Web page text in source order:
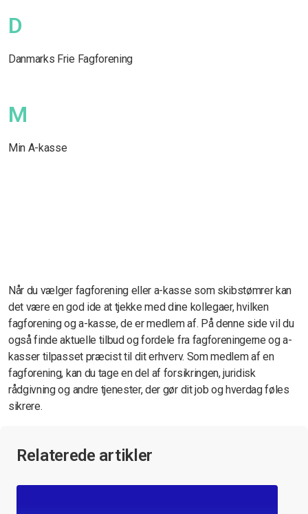
D
Danmarks Frie Fagforening
M
Min A-kasse
Når du vælger fagforening eller a-kasse som skibstømrer kan
det være en god ide at tjekke med dine kollegaer, hvilken
fagforening og a-kasse, de er medlem af. På denne side vil du
også finde aktuelle tilbud og fordele fra fagforeningerne og a-
kasser tilpasset præcist til dit erhverv. Som medlem af en
fagforening, kan du tage en del af forsikringen, juridisk
rådgivning og andre tjenester, der gør dit job og hverdag føles
sikrere.
Relaterede artikler